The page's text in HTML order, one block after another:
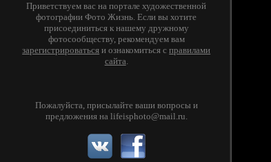
Приветствуем вас на портале художественной
фотографии Фото Жизнь. Если вы хотите
присоединиться к нашему дружному
фотосообществу, рекомендуем вам
зарегистрироваться и ознакомиться справилами
сайта.
Пожалуйста, присылайте ваши вопросы и
предложения на lifeisphoto@mail.ru.